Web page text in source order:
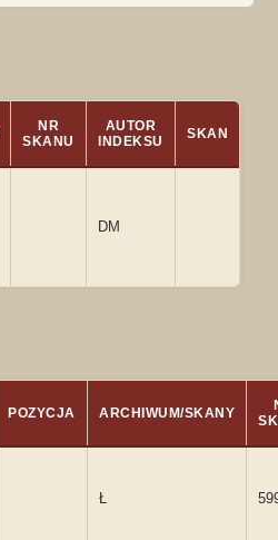
NR
SKANU
AUTOR
INDEKSU
SKAN
DM
POZYCJA ARCHIWUM/SKANY
Ł